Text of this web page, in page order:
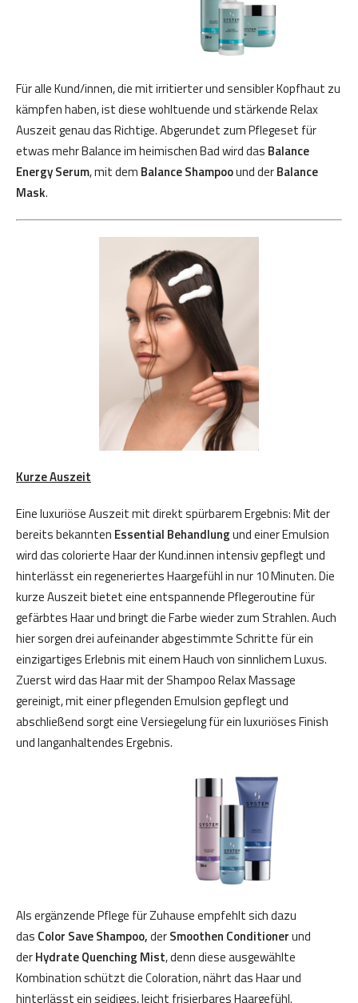
Für alle Kund/innen, die mit irritierter und sensibler Kopfhaut zu
kämpfen haben, ist diese wohltuende und stärkende Relax
Auszeit genau das Richtige. Abgerundet zum Pflegeset für
etwas mehr Balance im heimischen Bad wird das Balance
Energy Serum, mit dem Balance Shampoound derBalance
Mask.
Kurze Auszeit
Eine luxuriöse Auszeit mit direkt spürbarem Ergebnis: Mit der
bereits bekannten Essential Behandlungund einer Emulsion
wird das colorierte Haar der Kund.innen intensiv gepflegt und
hinterlässt ein regeneriertes Haargefühl in nur 10 Minuten. Die
kurze Auszeit bietet eine entspannende Pflegeroutine für
gefärbtes Haar und bringt die Farbe wieder zum Strahlen. Auch
hier sorgen drei aufeinander abgestimmte Schritte für ein
einzigartiges Erlebnis mit einem Hauch von sinnlichem Luxus.
Zuerst wird das Haar mit der Shampoo Relax Massage
gereinigt, mit einer pflegenden Emulsion gepflegt und
abschließend sorgt eine Versiegelung für ein luxuriöses Finish
und langanhaltendes Ergebnis.
Als ergänzende Pflege für Zuhause empfehlt sich dazu
das Color Save Shampoo,derSmoothen Conditionerund
derHydrate Quenching Mist, denn diese ausgewählte
Kombination schützt die Coloration, nährt das Haar und
hinterlässt ein seidiges, leicht frisierbares Haargefühl.